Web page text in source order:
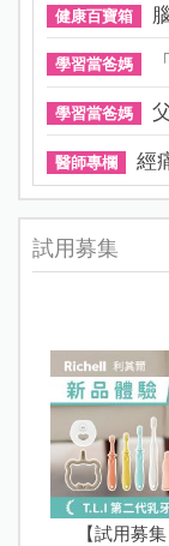
健康百寶箱
學習當爸媽
學習當爸媽
醫師專欄 經
試用募集
【試用募